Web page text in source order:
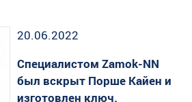
20.06.2022
Специалистом Zamok-NN
был вскрыт Порше Кайен и
изготовлен ключ.